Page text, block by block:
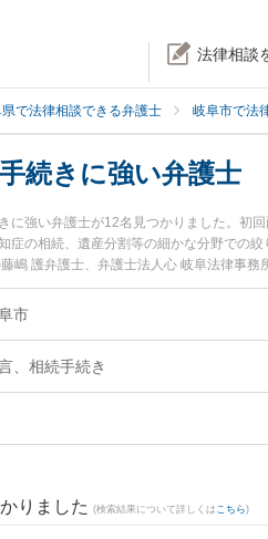
法律相談
で法律相談できる弁護士 岐阜市で法
続きに強い弁護士
に強い弁護士が12名見つかりました。初
症の相続、遺産分割等の細かな分野での
嶋 護弁護士、弁護士法人心 岐阜法律事
ラブルを今すぐに弁護士に相談したい』
相談予約したい』などでお困りの相談者さ
市
、相続手続き
りました (検索結果について詳しくは こちら)